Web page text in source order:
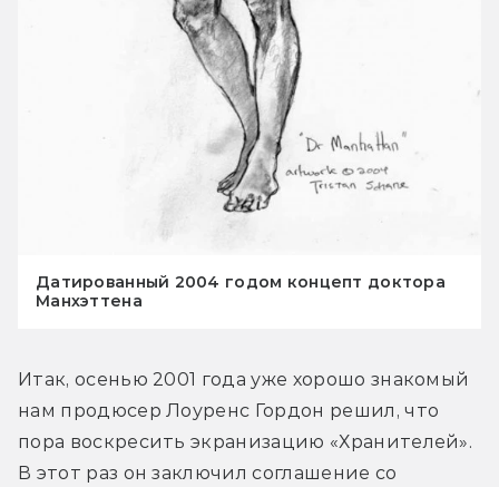
Датированный 2004 годом концепт доктора
Манхэттена
Итак, осенью 2001 года уже хорошо знакомый
нам продюсер Лоуренс Гордон решил, что
пора воскресить экранизацию «Хранителей».
В этот раз он заключил соглашение со